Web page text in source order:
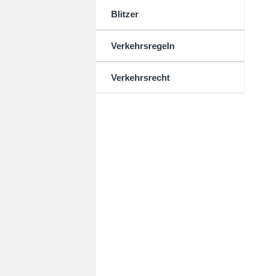
Blitzer
Verkehrsregeln
Verkehrsrecht